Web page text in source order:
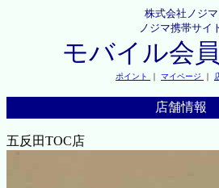
株式会社ノジマ
ノジマ携帯サイ
モバイル会
ポイント ｜ マイページ ｜
店舗情報
五反田TOC店